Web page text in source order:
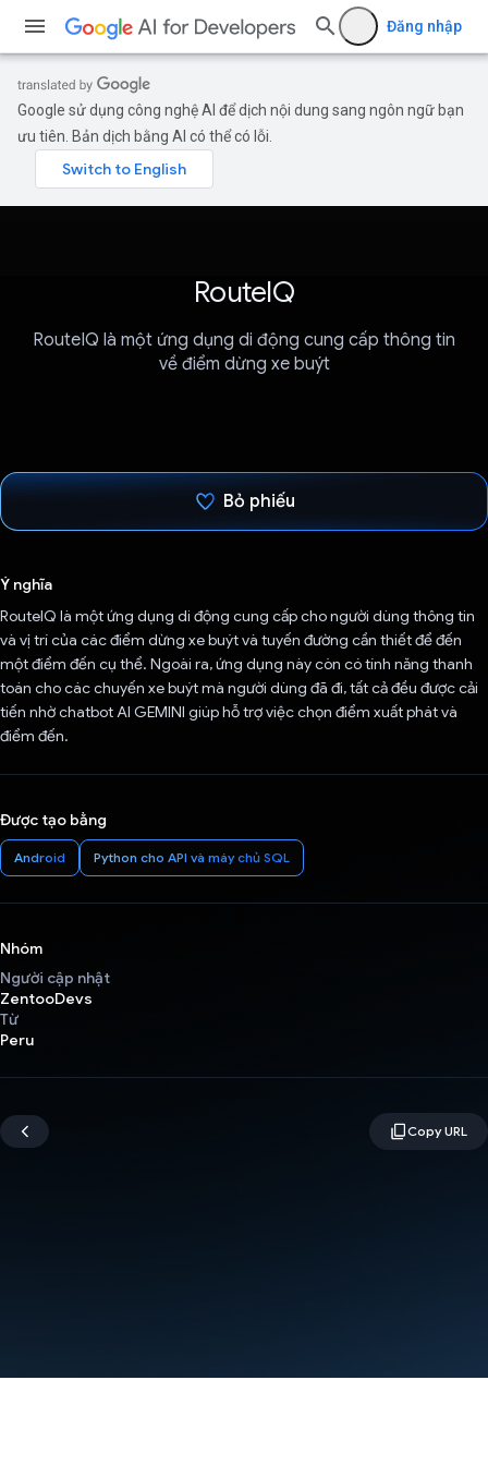
Đăng nhập
Google sử dụng công nghệ AI để dịch nội dung sang ngôn ngữ bạn
ưu tiên. Bản dịch bằng AI có thể có lỗi.
RouteIQ
RouteIQ là một ứng dụng di động cung cấp thông tin
về điểm dừng xe buýt
Bỏ phiếu
Ý nghĩa
RouteIQ là một ứng dụng di động cung cấp cho người dùng thông tin
và vị trí của các điểm dừng xe buýt và tuyến đường cần thiết để đến
một điểm đến cụ thể. Ngoài ra, ứng dụng này còn có tính năng thanh
toán cho các chuyến xe buýt mà người dùng đã đi, tất cả đều được cải
tiến nhờ chatbot AI GEMINI giúp hỗ trợ việc chọn điểm xuất phát và
điểm đến.
Được tạo bằng
Android Python cho API và máy chủ SQL
Nhóm
Người cập nhật
ZentooDevs
Từ
Peru